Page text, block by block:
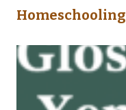
Homeschooling